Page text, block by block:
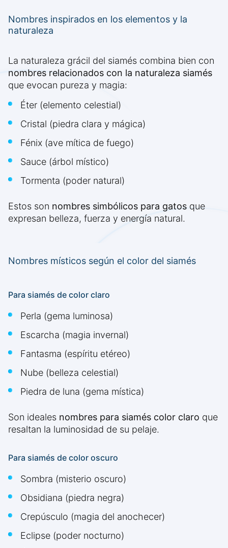
Nombres inspirados en los elementos y la
naturaleza
La naturaleza grácil del siamés combina bien con
nombres relacionados con la naturaleza siamés
que evocan pureza y magia:
Éter (elemento celestial)
Cristal (piedra clara y mágica)
Fénix (ave mítica de fuego)
Sauce (árbol místico)
Tormenta (poder natural)
Estos son nombres simbólicos para gatos que
expresan belleza, fuerza y energía natural.
Nombres místicos según el color del siamés
Para siamés de color claro
Perla (gema luminosa)
Escarcha (magia invernal)
Fantasma (espíritu etéreo)
Nube (belleza celestial)
Piedra de luna (gema mística)
Son ideales nombres para siamés color claro que
resaltan la luminosidad de su pelaje.
Para siamés de color oscuro
Sombra (misterio oscuro)
Obsidiana (piedra negra)
Crepúsculo (magia del anochecer)
Eclipse (poder nocturno)